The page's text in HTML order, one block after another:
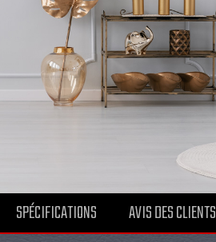
SPÉCIFICATIONS AVIS DES CLIENTS